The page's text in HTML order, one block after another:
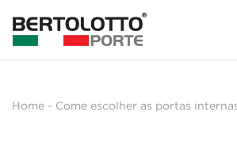
Home - Come escolher as portas